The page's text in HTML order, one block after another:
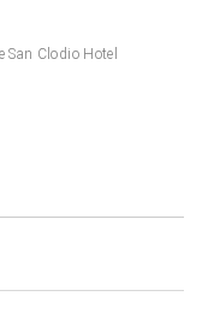
Clodio Hotel